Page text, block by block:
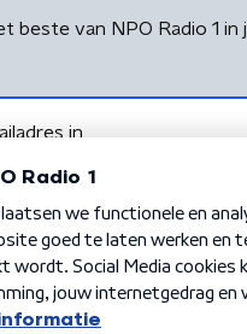
beste van NPO Radio 1 in